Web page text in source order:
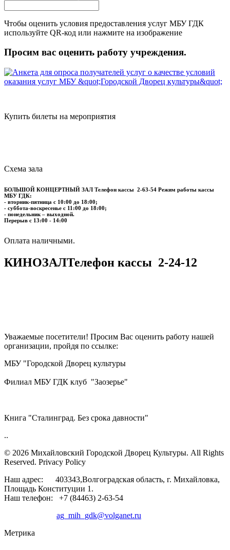
Чтобы оценить условия предоставления услуг МБУ ГДК
используйте QR-код или нажмите на изображение
Просим вас оценить работу учреждения.
Купить билеты на мероприятия
Схема зала
БОЛЬШОЙ КОНЦЕРТНЫЙ ЗАЛ Телефон кассы 2-63-54 Режим работы кассы
МБУ ГДК:
- вторник-пятница с 10:00 до 18:00;
- суббота-воскресенье с 11:00 до 18:00;
- понедельник – выходной.
Перерыв с 13:00 - 14:00
​​​​​​​Оплата наличными.
КИНОЗАЛТелефон кассы 2-24-12
Уважаемые посетители! Просим Вас оценить работу нашей
организации, пройдя по ссылке:
МБУ "Городской Дворец культуры
Филиал МБУ ГДК клуб "Заозерье"
Книга "Сталинград. Без срока давности"
..
© 2026 Михайловский Городской Дворец Культуры. All Rights
Reserved. Privacy Policy
Наш адрес: 403343,Волгоградская область, г. Михайловка,
Площадь Конституции 1.
Наш телефон: +7 (84463) 2-63-54
ag_mih_gdk@volganet.ru
Метрика